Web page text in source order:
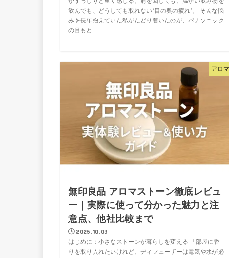
飲んでも、どうしても取れない“目の奥の疲れ”。 そんな悩
みを長年抱えていた私がたどり着いたのが、パナソニック
の目もと...
アロマ
無印良品 アロマストーン徹底レビュ
ー｜実際に使って分かった魅力と注
意点、他社比較まで
2025.10.03
はじめに：小さなストーンが暮らしを変える 「部屋に香
りを取り入れたいけれど、ディフューザーは電気や水が必